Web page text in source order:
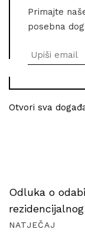
Primajte
posebna
Otvori sva
Odluka o
NATJEČAJ